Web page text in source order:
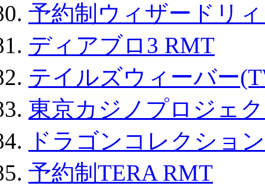
予約制ウィザードリ
ディアブロ3 RMT
テイルズウィーバー
東京カジノプロジェ
ドラゴンコレクショ
予約制TERA RMT